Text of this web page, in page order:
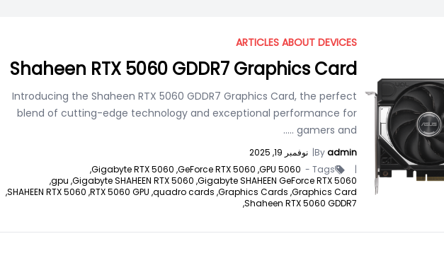
ARTICLES ABOUT DEVICES
Shaheen RTX 5060 GDDR7 Graphics Card
Introducing the Shaheen RTX 5060 GDDR7 Graphics Card, the perfect
blend of cutting-edge technology and exceptional performance for
gamers and
.....
Byadmin
| نوفمبر 19, 2025
|
Tags -
5060 GPU,
GeForce RTX 5060,
Gigabyte RTX 5060,
Gigabyte SHAHEEN GeForce RTX 5060,
Gigabyte SHAHEEN RTX 5060,
gpu,
Graphics Card,
Graphics Cards,
quadro cards,
RTX 5060 GPU,
SHAHEEN RTX 5060,
Shaheen RTX 5060 GDDR7,